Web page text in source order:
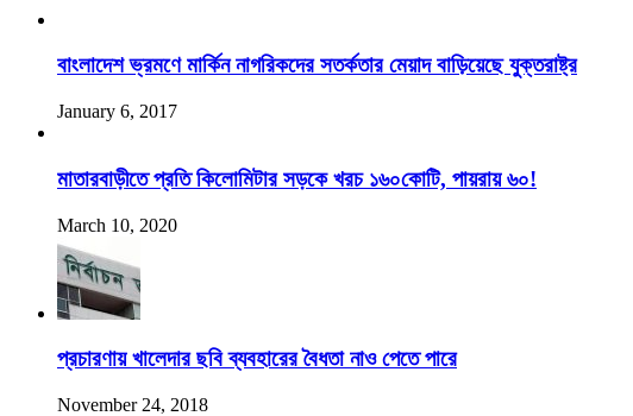
বাংলাদেশ ভ্রমণে মার্কিন নাগরিকদের সতর্কতার মেয়াদ বাড়িয়েছে যুক্তরাষ্ট্র
January 6, 2017
মাতারবাড়ীতে প্রতি কিলোমিটার সড়কে খরচ ১৬০কোটি, পায়রায় ৬০!
March 10, 2020
প্রচারণায় খালেদার ছবি ব্যবহারের বৈধতা নাও পেতে পারে
November 24, 2018